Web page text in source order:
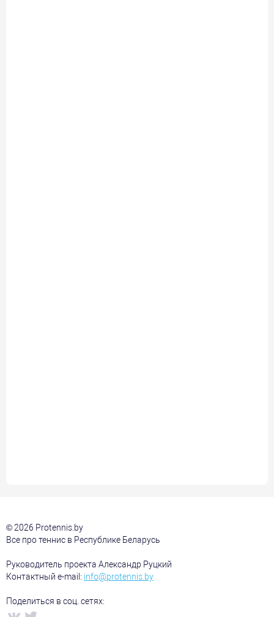
© 2026 Protennis.by
Все про теннис в Республике Беларусь
Руководитель проекта Александр Руцкий
Контактный e-mail: info@protennis.by
Поделиться в соц. сетях: